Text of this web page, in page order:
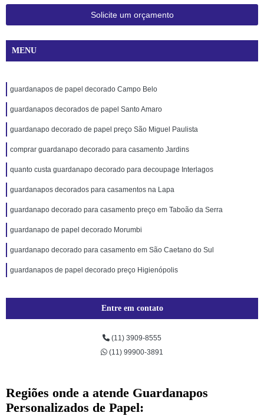
Solicite um orçamento
MENU
guardanapos de papel decorado Campo Belo
guardanapos decorados de papel Santo Amaro
guardanapo decorado de papel preço São Miguel Paulista
comprar guardanapo decorado para casamento Jardins
quanto custa guardanapo decorado para decoupage Interlagos
guardanapos decorados para casamentos na Lapa
guardanapo decorado para casamento preço em Taboão da Serra
guardanapo de papel decorado Morumbi
guardanapo decorado para casamento em São Caetano do Sul
guardanapos de papel decorado preço Higienópolis
Entre em contato
(11) 3909-8555
(11) 99900-3891
Regiões onde a atende Guardanapos
Personalizados de Papel: